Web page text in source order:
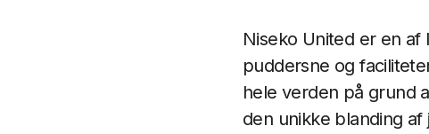
Niseko United er en
puddersne og
hele verden på grund
den unikke blanding